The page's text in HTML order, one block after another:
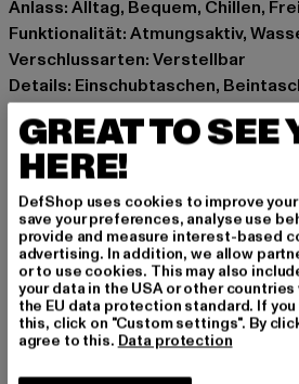
Anlass: Alltag, Bequem, Chillen,
Funktionalität: Atmungsaktiv,
Verschlussarten: Verstellbar
Details: Einschubtaschen,
Schnitt: schmal
Marke: aimn
Kat.: Cargo Trousers
Farbe: beige
Hersteller Farbe: beige
Materialzusammensetzung: 92%
Art.Nr: PD00003556-00003
Hersteller: Urban Styles Agency
agentur@urbanstylesagency.com
Schanzenstraße 41 | 51063 Köln | DE
GREAT TO SEE
HERE!
DefShop uses cookies to improve
save your preferences, analyse use
provide and measure interest-based
advertising. In addition, we allow
or to use cookies. This may also
your data in the USA or other
the EU data protection standard. If
this, click on "Custom settings". By
agree to this. Data protection